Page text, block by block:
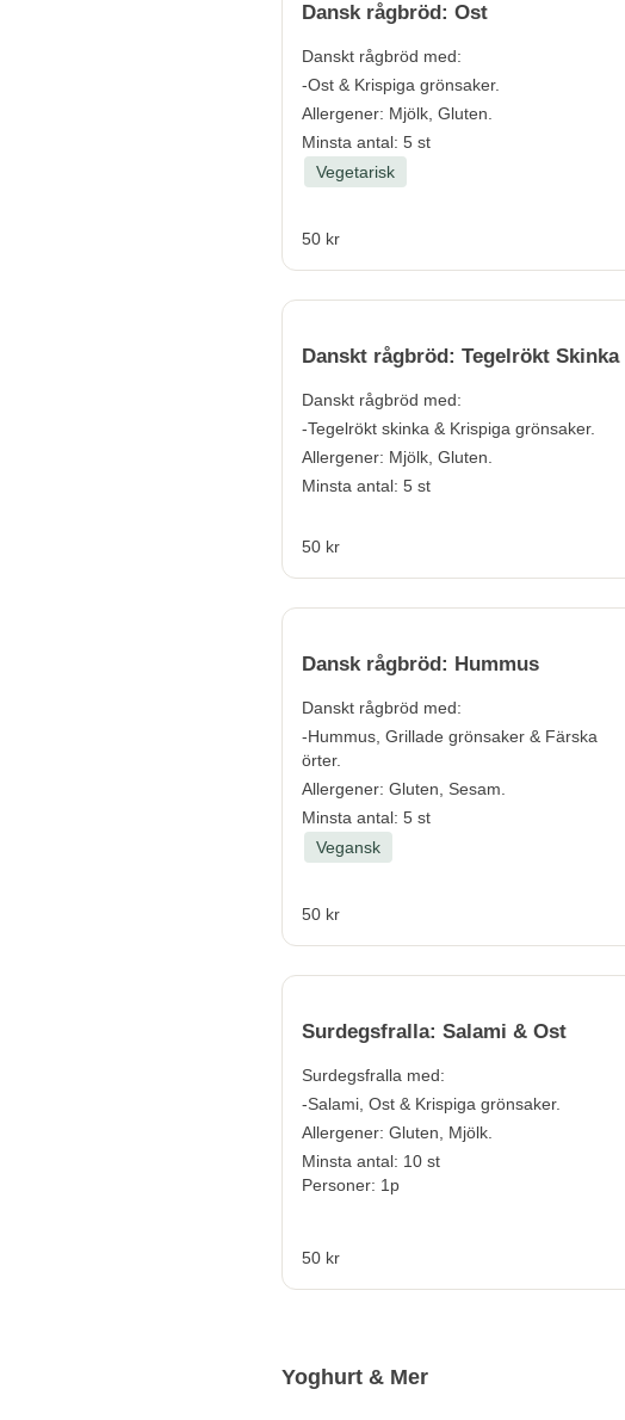
Dansk rågbröd: Ost
Danskt rågbröd med:
-Ost & Krispiga grönsaker.
Allergener: Mjölk, Gluten.
Minsta antal: 5 st
Vegetarisk
50 kr
Danskt rågbröd: Tegelrökt Skinka
Danskt rågbröd med:
-Tegelrökt skinka & Krispiga grönsaker.
Allergener: Mjölk, Gluten.
Minsta antal: 5 st
50 kr
Dansk rågbröd: Hummus
Danskt rågbröd med:
-Hummus, Grillade grönsaker & Färska
örter.
Allergener: Gluten, Sesam.
Minsta antal: 5 st
Vegansk
50 kr
Surdegsfralla: Salami & Ost
Surdegsfralla med:
-Salami, Ost & Krispiga grönsaker.
Allergener: Gluten, Mjölk.
Minsta antal: 10 st
Personer: 1p
50 kr
Yoghurt & Mer